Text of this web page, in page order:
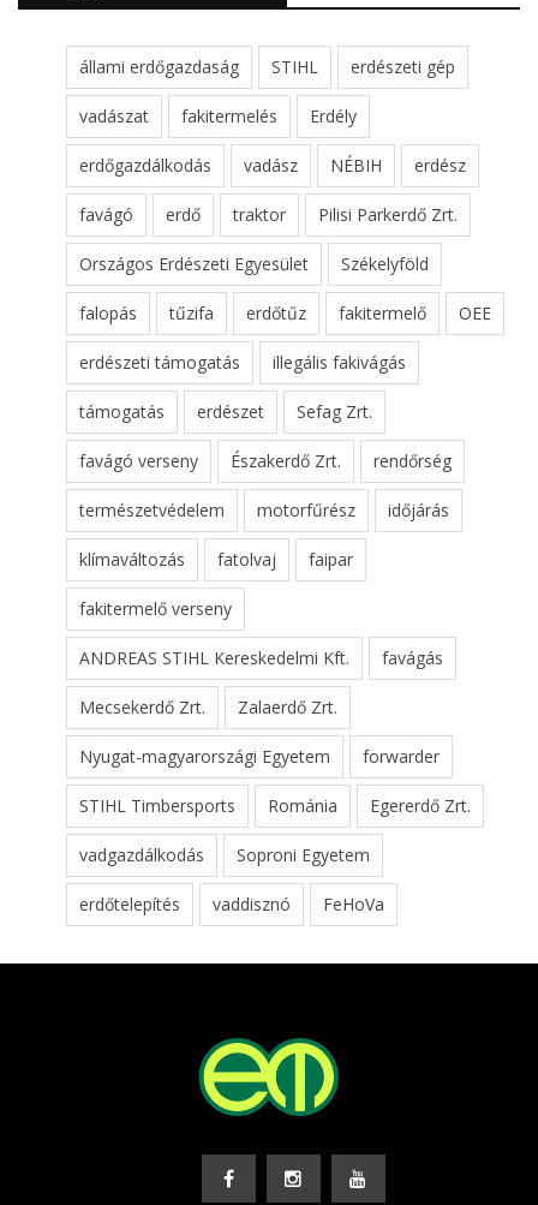
állami erdőgazdaság STIHL erdészeti gép
vadászat fakitermelés Erdély
erdőgazdálkodás vadász NÉBIH erdész
favágó erdő traktor Pilisi Parkerdő Zrt.
Országos Erdészeti Egyesület Székelyföld
falopás tűzifa erdőtűz fakitermelő OEE
erdészeti támogatás illegális fakivágás
támogatás erdészet Sefag Zrt.
favágó verseny Északerdő Zrt. rendőrség
természetvédelem motorfűrész időjárás
klímaváltozás fatolvaj faipar
fakitermelő verseny
ANDREAS STIHL Kereskedelmi Kft. favágás
Mecsekerdő Zrt. Zalaerdő Zrt.
Nyugat-magyarországi Egyetem forwarder
STIHL Timbersports Románia Egererdő Zrt.
vadgazdálkodás Soproni Egyetem
erdőtelepítés vaddisznó FeHoVa